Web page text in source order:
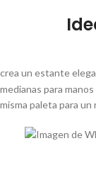
crea un estante
medianas para
misma paleta para